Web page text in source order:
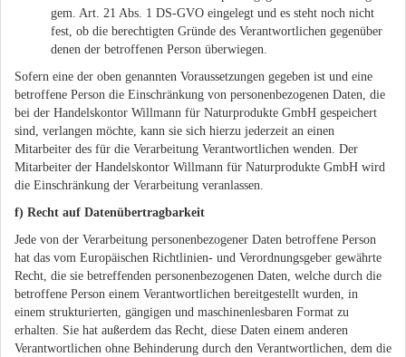
gem. Art. 21 Abs. 1 DS-GVO eingelegt und es steht noch nicht
fest, ob die berechtigten Gründe des Verantwortlichen gegenüber
denen der betroffenen Person überwiegen.
Sofern eine der oben genannten Voraussetzungen gegeben ist und eine
betroffene Person die Einschränkung von personenbezogenen Daten, die
bei der Handelskontor Willmann für Naturprodukte GmbH gespeichert
sind, verlangen möchte, kann sie sich hierzu jederzeit an einen
Mitarbeiter des für die Verarbeitung Verantwortlichen wenden. Der
Mitarbeiter der Handelskontor Willmann für Naturprodukte GmbH wird
die Einschränkung der Verarbeitung veranlassen.
f) Recht auf Datenübertragbarkeit
Jede von der Verarbeitung personenbezogener Daten betroffene Person
hat das vom Europäischen Richtlinien- und Verordnungsgeber gewährte
Recht, die sie betreffenden personenbezogenen Daten, welche durch die
betroffene Person einem Verantwortlichen bereitgestellt wurden, in
einem strukturierten, gängigen und maschinenlesbaren Format zu
erhalten. Sie hat außerdem das Recht, diese Daten einem anderen
Verantwortlichen ohne Behinderung durch den Verantwortlichen, dem die